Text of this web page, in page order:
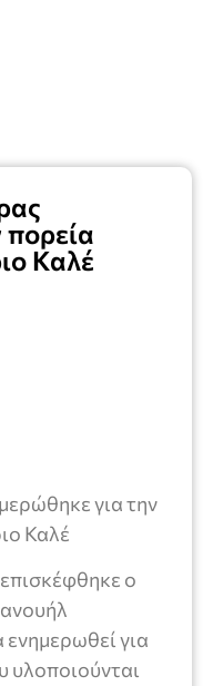
Καλέ
για την
Καλέ
ο
για
υλοποιούνται